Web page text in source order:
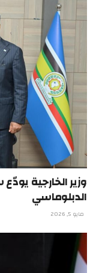
وزير الخارجية
الدبلوماسي
مايو 5, 2026